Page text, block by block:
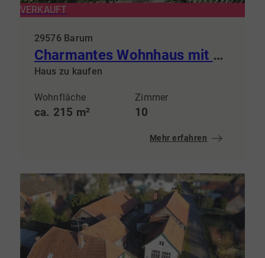
VERKAUFT
29576 Barum
Charmantes Wohnhaus mit ca. 215m², großem Hof und vielseitigen Nebengebäuden
Haus zu kaufen
Wohnfläche
ca. 215 m²
Zimmer
10
Mehr erfahren